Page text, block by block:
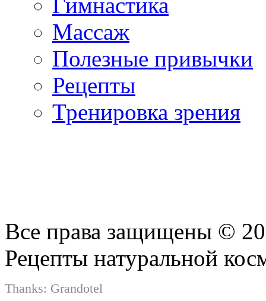
Гимнастика
Массаж
Полезные привычки
Рецепты
Тренировка зрения
Все права защищены ©
Рецепты натуральной
Thanks: Grandotel